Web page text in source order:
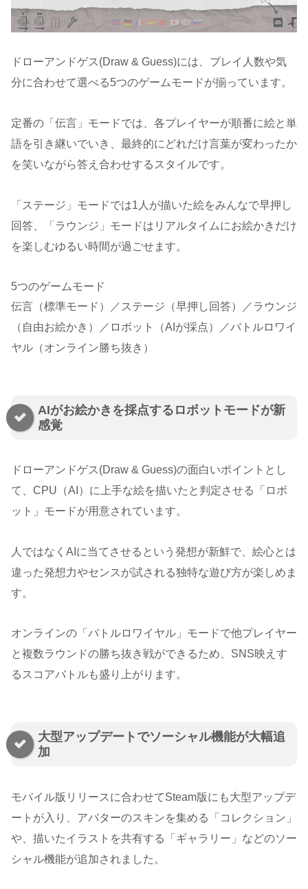
ドローアンドゲス(Draw & Guess)には、プレイ人数や気
分に合わせて選べる5つのゲームモードが揃っています。
定番の「伝言」モードでは、各プレイヤーが順番に絵と単
語を引き継いでいき、最終的にどれだけ言葉が変わったか
を笑いながら答え合わせするスタイルです。
「ステージ」モードでは1人が描いた絵をみんなで早押し
回答、「ラウンジ」モードはリアルタイムにお絵かきだけ
を楽しむゆるい時間が過ごせます。
5つのゲームモード
伝言（標準モード）／ステージ（早押し回答）／ラウンジ
（自由お絵かき）／ロボット（AIが採点）／バトルロワイ
ヤル（オンライン勝ち抜き）
AIがお絵かきを採点するロボットモードが新
感覚
ドローアンドゲス(Draw & Guess)の面白いポイントとし
て、CPU（AI）に上手な絵を描いたと判定させる「ロボ
ット」モードが用意されています。
人ではなくAIに当てさせるという発想が新鮮で、絵心とは
違った発想力やセンスが試される独特な遊び方が楽しめま
す。
オンラインの「バトルロワイヤル」モードで他プレイヤー
と複数ラウンドの勝ち抜き戦ができるため、SNS映えす
るスコアバトルも盛り上がります。
大型アップデートでソーシャル機能が大幅追
加
モバイル版リリースに合わせてSteam版にも大型アップデ
ートが入り、アバターのスキンを集める「コレクション」
や、描いたイラストを共有する「ギャラリー」などのソー
シャル機能が追加されました。